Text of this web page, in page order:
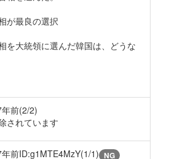
が最良の選択
を大統領に選んだ韓国は、どうな
前(2/2)
されています
前ID:g1MTE4MzY(1/1) NG